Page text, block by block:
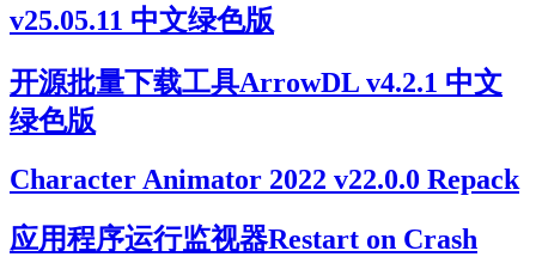
v25.05.11 中文绿色版
开源批量下载工具ArrowDL v4.2.1 中文
绿色版
Character Animator 2022 v22.0.0 Repack
应用程序运行监视器Restart on Crash